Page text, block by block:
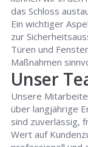
das Schloss
Ein wichtiger
zur
Türen und
Maßnahmen
Unser
Unsere
über langjährige
sind zuverlässig,
Wert auf